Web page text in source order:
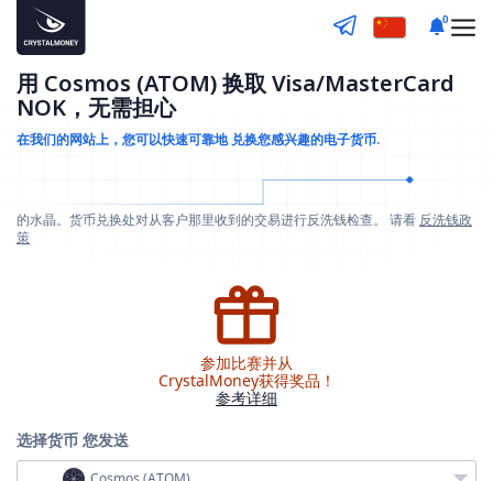
0
用 Cosmos (ATOM) 换取 Visa/MasterCard
NOK，无需担心
在我们的网站上，您可以快速可靠地 兑换您感兴趣的电子货币.
的水晶。货币兑换处对从客户那里收到的交易进行反洗钱检查。 请看 反洗钱政
策
参加比赛并从
CrystalMoney获得奖品！
参考详细
选择货币 您发送